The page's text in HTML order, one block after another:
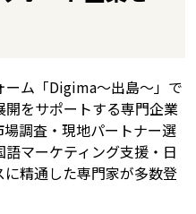
ム「Digima〜出島〜」で
をサポートする専門企業
調査・現地パートナー選
マーケティング支援・日
精通した専門家が多数登